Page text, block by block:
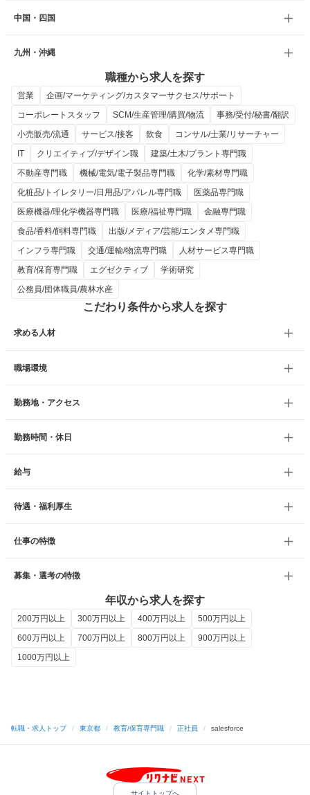
中国・四国
九州・沖縄
職種から求人を探す
営業
企画/マーケティング/カスタマーサクセス/サポート
コーポレートスタッフ
SCM/生産管理/購買/物流
事務/受付/秘書/翻訳
小売販売/流通
サービス/接客 飲食
コンサル/士業/リサーチャー
IT
クリエイティブ/デザイン職
建築/土木/プラント専門職
不動産専門職
機械/電気/電子製品専門職
化学/素材専門職
化粧品/トイレタリー/日用品/アパレル専門職
医薬品専門職
医療機器/理化学機器専門職
医療/福祉専門職
金融専門職
食品/香料/飼料専門職
出版/メディア/芸能/エンタメ専門職
インフラ専門職
交通/運輸/物流専門職
人材サービス専門職
教育/保育専門職
エグゼクティブ
学術研究
公務員/団体職員/農林水産
こだわり条件から求人を探す
求める人材
職場環境
勤務地・アクセス
勤務時間・休日
給与
待遇・福利厚生
仕事の特徴
募集・選考の特徴
年収から求人を探す
200万円以上 300万円以上 400万円以上
500万円以上
600万円以上
700万円以上 800万円以上
900万円以上
1000万円以上
転職・求人トップ / 東京都 / 教育/保育専門職 / 正社員 / salesforce
サイトトップへ